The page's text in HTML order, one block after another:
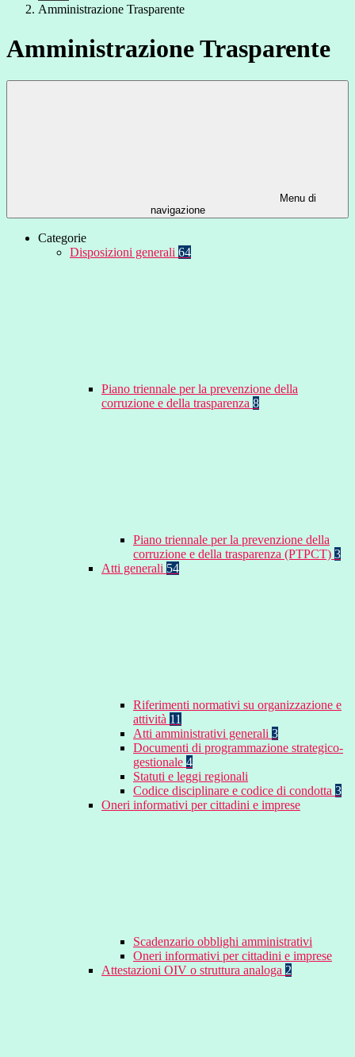
Amministrazione Trasparente
Amministrazione Trasparente
Menu di
navigazione
Categorie
Disposizioni generali 64
Piano triennale per la prevenzione della
corruzione e della trasparenza 8
Piano triennale per la prevenzione della
corruzione e della trasparenza (PTPCT) 3
Atti generali 54
Riferimenti normativi su organizzazione e
attività 11
Atti amministrativi generali 3
Documenti di programmazione strategico-
gestionale 4
Statuti e leggi regionali
Codice disciplinare e codice di condotta 3
Oneri informativi per cittadini e imprese
Scadenzario obblighi amministrativi
Oneri informativi per cittadini e imprese
Attestazioni OIV o struttura analoga 2